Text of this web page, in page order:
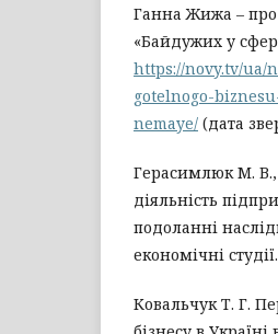
Ганна Жижа – про
«Байдужих у
https://novy.tv/ua/
gotelnogo-
nemaye/ (дата
Герасимлюк М. В.,
діяльність
подоланні
економічні
Ковальчук Т. Г.